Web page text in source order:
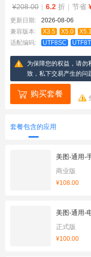
¥208.00 | 6.2 折 | 节省
更新日期:
2026-08-06
兼容版本:
X3.5 X5.0
X5.1
适配编码:
UTF8SC
为保障您的权益，请勿
致，私下交易产生的问
购买套餐
套餐包含的应用
美图-通用-
商业版
¥108.00
美图-通用-
正式版
¥100.00